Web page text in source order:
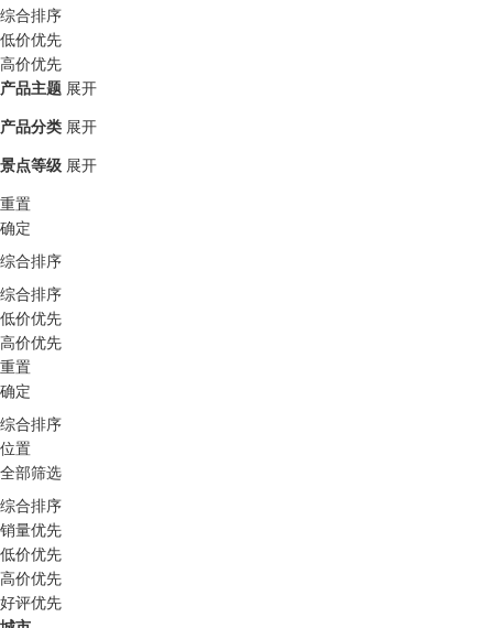
综合排序
低价优先
高价优先
产品主题 展开
产品分类 展开
景点等级 展开
重置
确定
综合排序
综合排序
低价优先
高价优先
重置
确定
综合排序
位置
全部筛选
综合排序
销量优先
低价优先
高价优先
好评优先